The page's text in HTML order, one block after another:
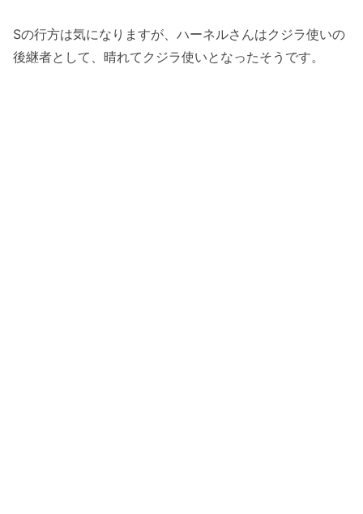
Sの行方は気になりますが、ハーネルさんはクジラ使いの
後継者として、晴れてクジラ使いとなったそうです。